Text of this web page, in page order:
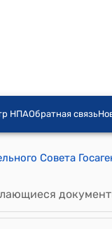
НПАОбратная связь